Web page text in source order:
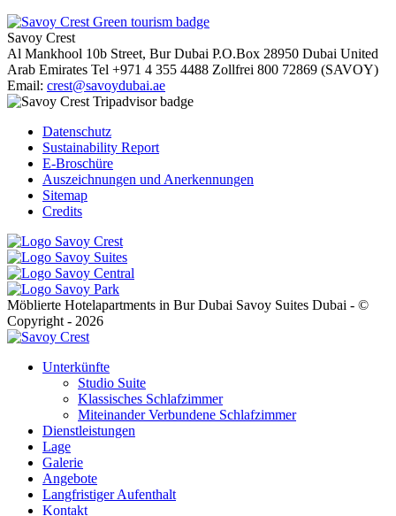
Savoy Crest
Al Mankhool 10b Street, Bur Dubai P.O.Box 28950 Dubai United
Arab Emirates Tel +971 4 355 4488 Zollfrei 800 72869 (SAVOY)
Email: crest@savoydubai.ae
Datenschutz
Sustainability Report
E-Broschüre
Auszeichnungen und Anerkennungen
Sitemap
Credits
Möblierte Hotelapartments in Bur Dubai Savoy Suites Dubai - ©
Copyright - 2026
Unterkünfte
Studio Suite
Klassisches Schlafzimmer
Miteinander Verbundene Schlafzimmer
Dienstleistungen
Lage
Galerie
Angebote
Langfristiger Aufenthalt
Kontakt